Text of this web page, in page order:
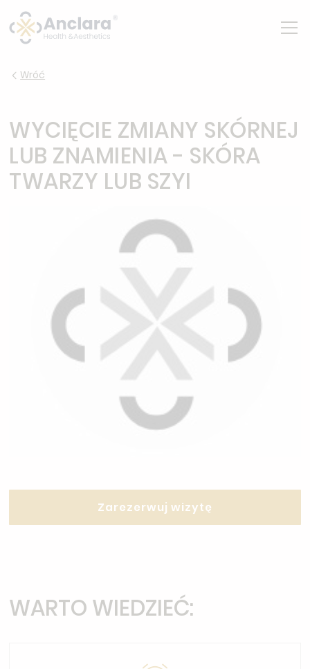
Wróć
WYCIĘCIE ZMIANY SKÓRNEJ
LUB ZNAMIENIA - SKÓRA
TWARZY LUB SZYI
Zarezerwuj wizytę
WARTO WIEDZIEĆ: